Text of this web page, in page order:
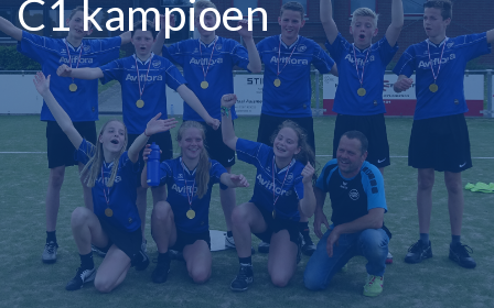
C1 kampioen